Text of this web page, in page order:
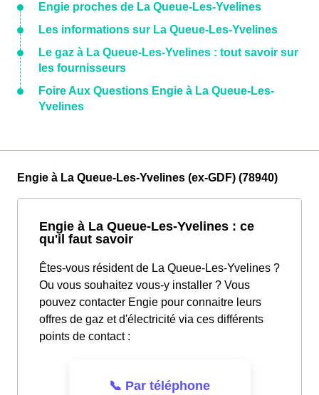
Engie proches de La Queue-Les-Yvelines
Les informations sur La Queue-Les-Yvelines
Le gaz à La Queue-Les-Yvelines : tout savoir sur
les fournisseurs
Foire Aux Questions Engie à La Queue-Les-
Yvelines
Engie à La Queue-Les-Yvelines (ex-GDF) (78940)
Engie à La Queue-Les-Yvelines : ce
qu'il faut savoir
Êtes-vous résident de La Queue-Les-Yvelines ?
Ou vous souhaitez vous-y installer ? Vous
pouvez contacter Engie pour connaitre leurs
offres de gaz et d'électricité via ces différents
points de contact :
📞 Par téléphone